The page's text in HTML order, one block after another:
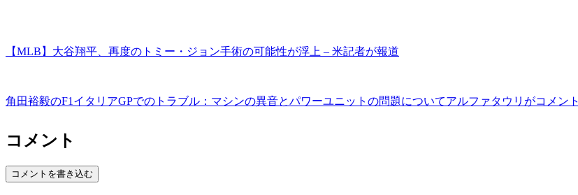
【MLB】大谷翔平、再度のトミー・ジョン手術の可能性が浮上 – 米記者が報道
角田裕毅のF1イタリアGPでのトラブル：マシンの異音とパワーユニットの問題についてアルファタウリがコメント
コメント
コメントを書き込む